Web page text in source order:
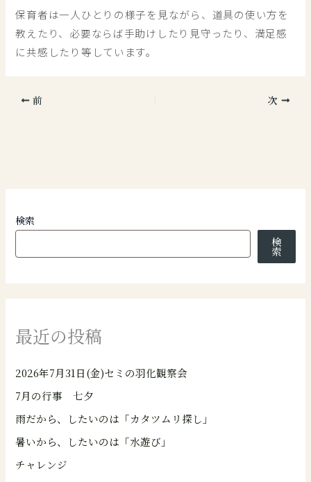
保育者は一人ひとりの様子を見ながら、道具の使い方を
教えたり、必要ならば手助けしたり見守ったり、満足感
に共感したり等しています。
前 次
検索
検
索
最近の投稿
2026年7月31日(金)セミの羽化観察会
7月の行事 七夕
雨だから、したいのは「カタツムリ探し」
暑いから、したいのは「水遊び」
チャレンジ